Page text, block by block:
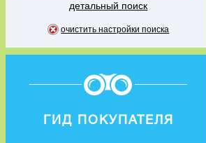
детальный поиск
очистить настройки поиска
ГИД ПОКУПАТЕЛЯ